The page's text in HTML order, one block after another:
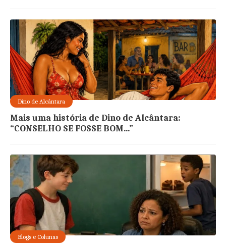
Dino de Alcântara
Mais uma história de Dino de Alcântara:
“CONSELHO SE FOSSE BOM...”
Blogs e Colunas